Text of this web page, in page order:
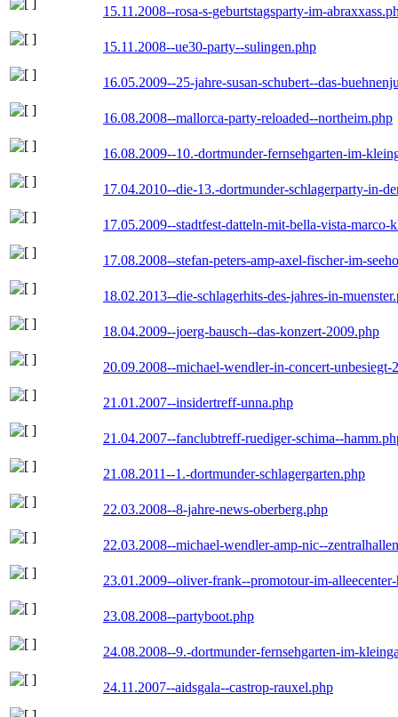
15.11.2008--rosa-s-geburtstagsparty-im-
15.11.2008--ue30-party--sulingen.php
16.05.2009--25-jahre-susan-schubert--das-
16.08.2008--mallorca-party-reloaded--northeim.php
16.08.2009--10.-dortmunder-fernsehgarten-im-
17.04.2010--die-13.-dortmunder-schlagerparty-in-
17.05.2009--stadtfest-datteln-mit-bella-vista-marco-
17.08.2008--stefan-peters-amp-axel-fischer-im-
18.02.2013--die-schlagerhits-des-jahres-in-
18.04.2009--joerg-bausch--das-konzert-2009.php
20.09.2008--michael-wendler-in-concert-unbesiegt-
21.01.2007--insidertreff-unna.php
21.04.2007--fanclubtreff-ruediger-schima--
21.08.2011--1.-dortmunder-schlagergarten.php
22.03.2008--8-jahre-news-oberberg.php
22.03.2008--michael-wendler-amp-nic--
23.01.2009--oliver-frank--promotour-im-
23.08.2008--partyboot.php
24.08.2008--9.-dortmunder-fernsehgarten-im-
24.11.2007--aidsgala--castrop-rauxel.php